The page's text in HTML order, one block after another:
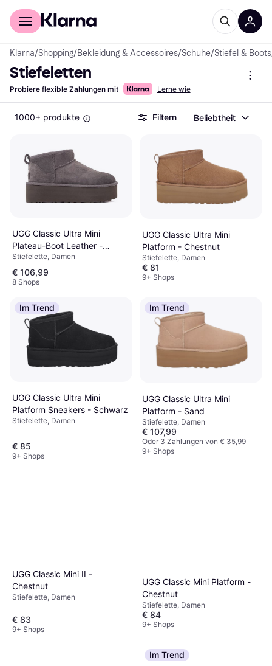
Für Shopper
Klarna/Shopping/Bekleidung & Accessoires/Schuhe/Stiefel & Boots
Stiefeletten
Probiere flexible Zahlungen mit Lerne wie
1000+ produkte Filtern Beliebtheit
UGG Classic Ultra Mini
Plateau-Boot Leather -
Charcoal
Stiefelette, Damen
€ 106,99
8 Shops
UGG Classic Ultra Mini
Platform - Chestnut
Stiefelette, Damen
€ 81
9+ Shops
Im Trend
UGG Classic Ultra Mini
Platform Sneakers - Schwarz
Stiefelette, Damen
€ 85
9+ Shops
Im Trend
UGG Classic Ultra Mini
Platform - Sand
Stiefelette, Damen
€ 107,99
Oder 3 Zahlungen von € 35,99
9+ Shops
UGG Classic Mini II -
Chestnut
Stiefelette, Damen
€ 83
9+ Shops
UGG Classic Mini Platform -
Chestnut
Stiefelette, Damen
€ 84
9+ Shops
Im Trend